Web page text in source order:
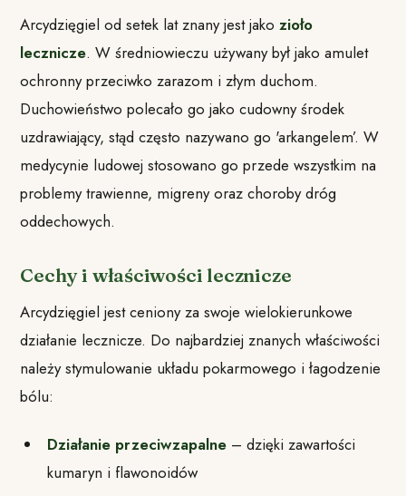
Arcydzięgiel od setek lat znany jest jakozioło
lecznicze. W średniowieczu używany był jako amulet
ochronny przeciwko zarazom i złym duchom.
Duchowieństwo polecało go jako cudowny środek
uzdrawiający, stąd często nazywano go 'arkangelem’. W
medycynie ludowej stosowano go przede wszystkim na
problemy trawienne, migreny oraz choroby dróg
oddechowych.
Cechy i właściwości lecznicze
Arcydzięgiel jest ceniony za swoje wielokierunkowe
działanie lecznicze. Do najbardziej znanych właściwości
należy stymulowanie układu pokarmowego i łagodzenie
bólu:
Działanie przeciwzapalne– dzięki zawartości
kumaryn i flawonoidów